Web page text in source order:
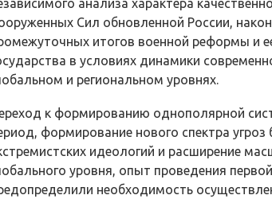
анализа характера
Сил обновленной России,
итогов военной реформы и
в условиях динамики
и региональном уровнях.
к формированию однополярной
формирование нового спектра угроз
идеологий и расширение
уровня, опыт проведения
необходимость